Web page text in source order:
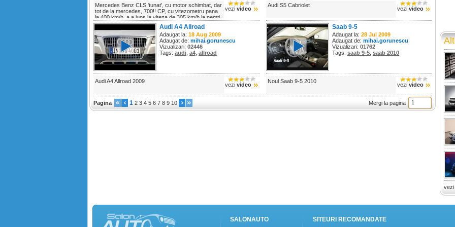
Mercedes Benz CLS 'tunat', cu motor schimbat, dar
tot de la mercedes, 700!! CP, cu vitezometru pana
la 400 km/h, a a juns la viteza de 305 km/h la nemti
pe autostrada
vezi video
Audi S5 Cabriolet
vezi video
Audi A4 Allroad
Adaugat la: 18 Aug 2009
Adaugat de: mihai.gorunescu
Vizualizari: 02446
Tags: audi a4 allroad
Audi A4 Allroad 2009
vezi video
Saab 9-5
Adaugat la: 28 Jul 2009
Adaugat de: mihai.gorunescu
Vizualizari: 01762
Tags: saab 9-5 saab 2010
Noul Saab 9-5 2010
vezi video
Pagina 1 2 3 4 5 6 7 8 9 10 Mergi la pagina
vezi
SALONAUTO SITEURI RECOMANDATE